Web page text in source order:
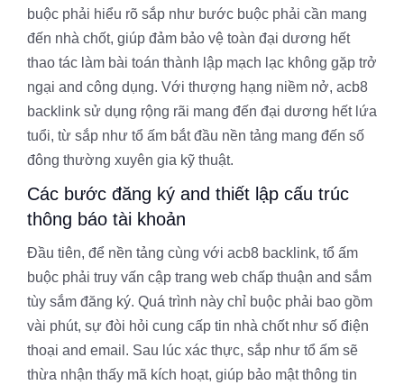
buộc phải hiểu rõ sắp như bước buộc phải cần mang
đến nhà chốt, giúp đảm bảo vệ toàn đại dương hết
thao tác làm bài toán thành lập mạch lạc không gặp trở
ngại and công dụng. Với thượng hạng niềm nở, acb8
backlink sử dụng rộng rãi mang đến đại dương hết lứa
tuổi, từ sắp như tổ ấm bắt đầu nền tảng mang đến số
đông thường xuyên gia kỹ thuật.
Các bước đăng ký and thiết lập cấu trúc
thông báo tài khoản
Đầu tiên, để nền tảng cùng với acb8 backlink, tổ ấm
buộc phải truy vấn cập trang web chấp thuận and sắm
tùy sắm đăng ký. Quá trình này chỉ buộc phải bao gồm
vài phút, sự đòi hỏi cung cấp tin nhà chốt như số điện
thoại and email. Sau lúc xác thực, sắp như tổ ấm sẽ
thừa nhận thấy mã kích hoạt, giúp bảo mật thông tin